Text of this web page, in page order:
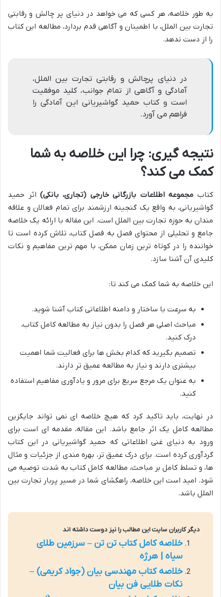
به طور خلاصه، هر کسی که می خواهد در دنیای پر چالش و رقابتی
تجارت بین الملل، با اطمینان و آگاهی قدم بردارد، مطالعه این کتاب
را از دست ندهد.
در دنیای پرچالش و رقابتی تجارت بین الملل،
آمادگی و آگاهی از تمام جوانب، کلید موفقیت
است و کتاب حمید گواشیریانی این آمادگی را
فراهم می آورد.
نتیجه گیری: چرا این خلاصه به شما
کمک می کند؟
کتاب مجموعه اطلاعات بازرگانی خارجی (تجاری، بانکی)اثر حمید
گواشیریانی، به واقع یک گنجینه ارزشمند برای تمام فعالان و علاقه
مندان به حوزه تجارت بین الملل است. این مقاله با ارائه یک خلاصه
جامع و تحلیلی از محتوای فصل به فصل کتاب، تلاش کرده است تا
خواننده را در کوتاه ترین زمان ممکن، با مهم ترین مفاهیم و نکات
کلیدی آن آشنا سازد.
این خلاصه به شما کمک می کند تا:
به سرعت با ساختار و دامنه اطلاعاتی کتاب آشنا شوید.
مباحث اصلی هر فصل را بدون نیاز به مطالعه کامل کتاب،
درک کنید.
تصمیم بگیرید که کدام بخش ها برای فعالیت شما اهمیت
بیشتری دارند و نیاز به مطالعه عمیق تر دارند.
به عنوان یک مرجع سریع برای مرور و یادآوری مفاهیم استفاده
کنید.
در نهایت، باید تاکید کرد که هیچ خلاصه ای نمی تواند جایگزین
مطالعه کامل یک اثر جامع باشد. این مقاله، مقدمه ای است برای
ورود به دنیای غنی اطلاعاتی که حمید گواشیریانی در این کتاب
گردآوری کرده است. برای درک عمیق تر، بهره مندی از جزئیات و مثال
ها، و تسلط کامل بر مباحث، مطالعه کامل کتاب به شدت توصیه می
شود. امید است این خلاصه، راهگشای شما در مسیر پربار تجارت بین
الملل باشد.
دیگر کاربران سایت این مطالب را نیز دوست داشته اند
خلاصه کامل کتاب تن تن – سرزمین طلای
سیاه | هرژه
خلاصه کتاب مهندسی بیان (جواد کریمی) –
نکات طلایی فن بیان